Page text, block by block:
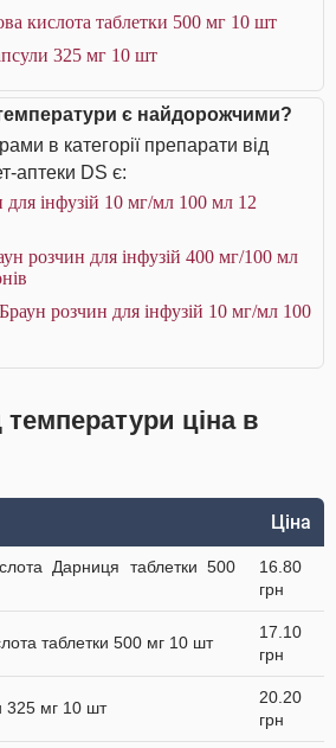
кислота таблетки 500 мг 10 шт
325 мг 10 шт
є найдорожчими?
в категорії препарати від
аптеки DS є:
інфузій 10 мг/мл 100 мл 12
розчин для інфузій 400 мг/100 мл
розчин для інфузій 10 мг/мл 100
ціна в
Ціна
Дарниця таблетки 500
16.80
грн
таблетки 500 мг 10 шт
17.10
грн
325 мг 10 шт
20.20
грн